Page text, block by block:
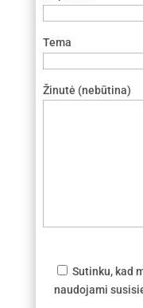
Tema
Žinutė (nebūtina)
Sutinku, kad
naudojami